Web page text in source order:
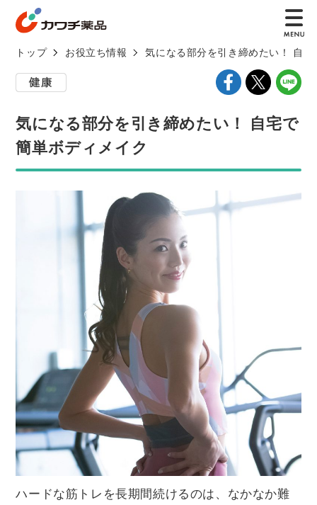
トップ お役立ち情報 気になる部分を引き締めたい！ 自
気になる部分を引き締めたい！ 自宅で
簡単ボディメイク
ハードな筋トレを長期間続けるのは、なかなか難